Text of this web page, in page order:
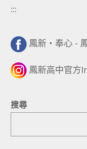
:::
鳳新・奉心 -
鳳新高中官方
搜尋